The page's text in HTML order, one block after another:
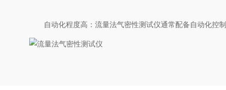
自动化程度高：流量法气密性测试仪通常配备自动化控制